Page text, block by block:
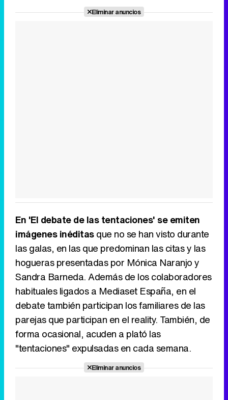
Eliminar anuncios
En 'El debate de las tentaciones' se emiten
imágenes inéditasque no se han visto durante
las galas, en las que predominan las citas y las
hogueras presentadas por Mónica Naranjo y
Sandra Barneda. Además de los colaboradores
habituales ligados a Mediaset España, en el
debate también participan los familiares de las
parejas que participan en el reality. También, de
forma ocasional, acuden a plató las
"tentaciones" expulsadas en cada semana.
Eliminar anuncios